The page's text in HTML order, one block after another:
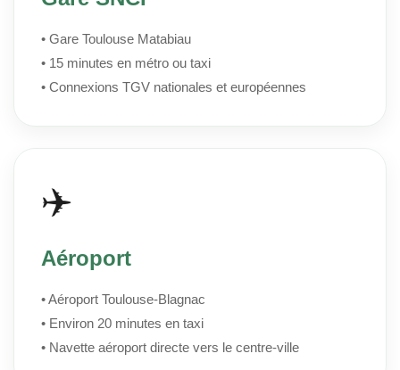
• Gare Toulouse Matabiau
• 15 minutes en métro ou taxi
• Connexions TGV nationales et européennes
✈️
Aéroport
• Aéroport Toulouse-Blagnac
• Environ 20 minutes en taxi
• Navette aéroport directe vers le centre-ville